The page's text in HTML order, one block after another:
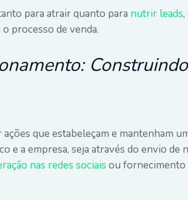
para atrair quanto para nutrir leads
processo de venda.
Construindo
que estabeleçam e mantenham
e a empresa, seja através do envio de
nas redes sociais ou fornecimento